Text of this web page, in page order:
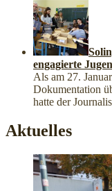
engagierte
Als am 27.
Dokumentation
hatte der
Aktuelles